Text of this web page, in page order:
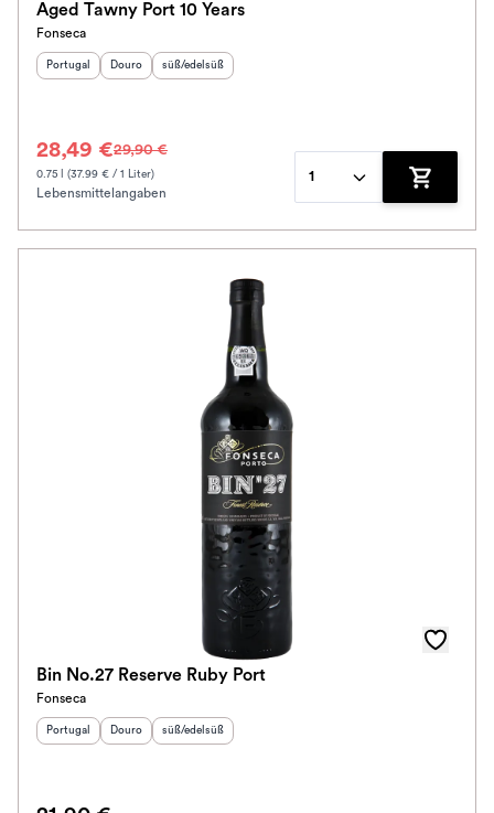
Aged Tawny Port 10 Years
Fonseca
Herkunftsland:
Portugal Herkunftsregion:
Douro Geschmack:
süß/edelsüß
28,49 €29,90 €
0.75 l (37.99 € / 1 Liter)
Lebensmittelangaben
1
Zum
Bin No.27 Reserve Ruby Port
Fonseca
Herkunftsland:
Portugal Herkunftsregion:
Douro Geschmack:
süß/edelsüß